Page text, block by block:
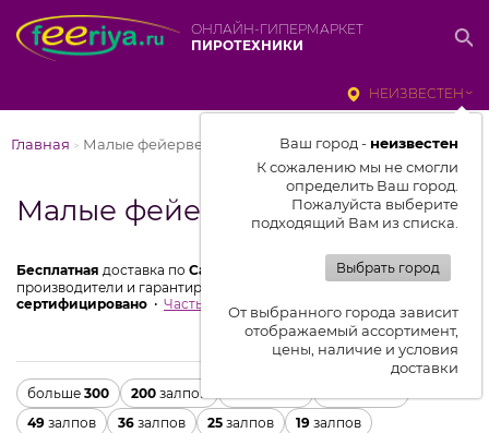
ОНЛАЙН-ГИПЕРМАРКЕТ
ПИРОТЕХНИКИ
НЕИЗВЕСТЕН
Ваш город - неизвестен
К сожалению мы не смогли
определить Ваш город.
Пожалуйста выберите
подходящий Вам из списка.
Выбрать город
От выбранного города зависит
отображаемый ассортимент,
цены, наличие и условия
доставки
Главная > Малые фейерверки
Малые фейерверки
Бесплатная доставка по Санкт-Петербургу от 3000 ₽
Мы
производители и гарантируем
сертифицировано
Частые вопросы
больше 300 200 залпов
49 залпов 36 залпов 25 залпов 19 залпов